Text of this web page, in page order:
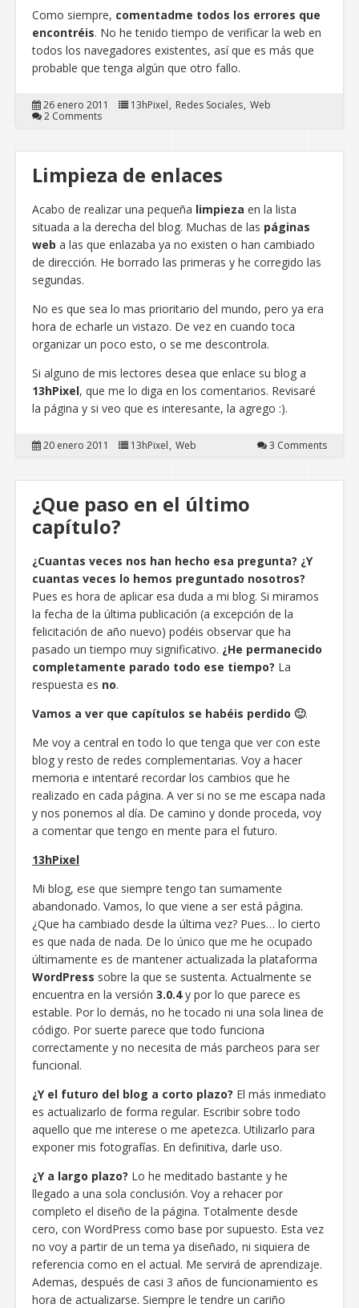
Como siempre, comentadme todos los errores que
encontréis. No he tenido tiempo de verificar la web en
todos los navegadores existentes, así que es más que
probable que tenga algún que otro fallo.
26 enero 2011 13hPixel Redes Sociales Web
2 Comments
Limpieza de enlaces
Acabo de realizar una pequeña limpieza en la lista
situada a la derecha del blog. Muchas de las páginas
web a las que enlazaba ya no existen o han cambiado
de dirección. He borrado las primeras y he corregido las
segundas.
No es que sea lo mas prioritario del mundo, pero ya era
hora de echarle un vistazo. De vez en cuando toca
organizar un poco esto, o se me descontrola.
Si alguno de mis lectores desea que enlace su blog a
13hPixel, que me lo diga en los comentarios. Revisaré
la página y si veo que es interesante, la agrego :).
20 enero 2011 13hPixel Web 3 Comments
¿Que paso en el último
capítulo?
¿Cuantas veces nos han hecho esa pregunta? ¿Y
cuantas veces lo hemos preguntado nosotros?
Pues es hora de aplicar esa duda a mi blog. Si miramos
la fecha de la última publicación (a excepción de la
felicitación de año nuevo) podéis observar que ha
pasado un tiempo muy significativo. ¿He permanecido
completamente parado todo ese tiempo? La
respuesta es no.
Vamos a ver que capítulos se habéis perdido 🙂.
Me voy a central en todo lo que tenga que ver con este
blog y resto de redes complementarias. Voy a hacer
memoria e intentaré recordar los cambios que he
realizado en cada página. A ver si no se me escapa nada
y nos ponemos al día. De camino y donde proceda, voy
a comentar que tengo en mente para el futuro.
13hPixel
Mi blog, ese que siempre tengo tan sumamente
abandonado. Vamos, lo que viene a ser está página.
¿Que ha cambiado desde la última vez? Pues… lo cierto
es que nada de nada. De lo único que me he ocupado
últimamente es de mantener actualizada la plataforma
WordPress sobre la que se sustenta. Actualmente se
encuentra en la versión 3.0.4y por lo que parece es
estable. Por lo demás, no he tocado ni una sola linea de
código. Por suerte parece que todo funciona
correctamente y no necesita de más parcheos para ser
funcional.
¿Y el futuro del blog a corto plazo? El más inmediato
es actualizarlo de forma regular. Escribir sobre todo
aquello que me interese o me apetezca. Utilizarlo para
exponer mis fotografías. En definitiva, darle uso.
¿Y a largo plazo? Lo he meditado bastante y he
llegado a una sola conclusión. Voy a rehacer por
completo el diseño de la página. Totalmente desde
cero, con WordPress como base por supuesto. Esta vez
no voy a partir de un tema ya diseñado, ni siquiera de
referencia como en el actual. Me servirá de aprendizaje.
Ademas, después de casi 3 años de funcionamiento es
hora de actualizarse. Siempre le tendre un cariño